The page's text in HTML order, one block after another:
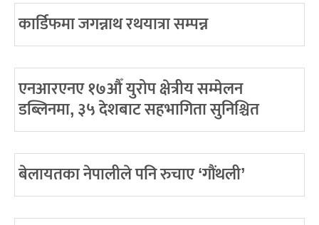
कार्डिफमा जगन्नाथ रथयात्रा सम्पन्न
एनआरएनए १७औँ युरोप क्षेत्रीय सम्मेलन
डब्लिनमा, ३५ देशबाट सहभागिता सुनिश्चित
बेलायतका नेपालीले पनि रुचाए ‘गौंथली’